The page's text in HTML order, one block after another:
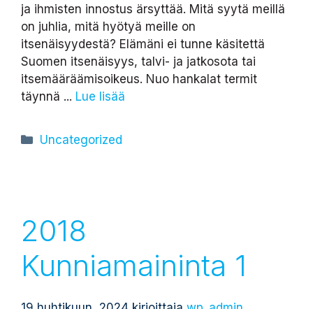
ja ihmisten innostus ärsyttää. Mitä syytä meillä
on juhlia, mitä hyötyä meille on
itsenäisyydestä? Elämäni ei tunne käsitettä
Suomen itsenäisyys, talvi- ja jatkosota tai
itsemääräämisoikeus. Nuo hankalat termit
täynnä ... Lue lisää
Kategoriat
Uncategorized
2018
Kunniamaininta 1